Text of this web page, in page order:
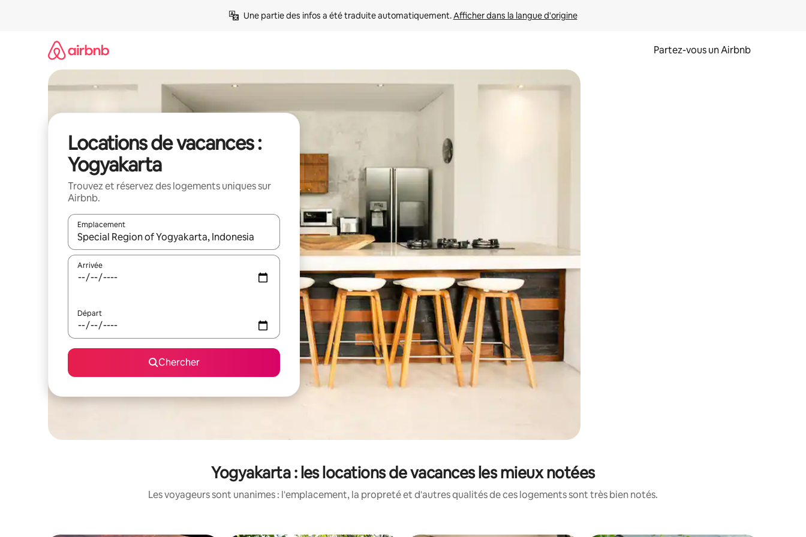
Une partie des infos a été traduite automatiquement. Afficher dans la langue d'origine
Partez-vous un Airbnb
Locations de vacances :
Yogyakarta
Trouvez et réservez des logements uniques sur
Airbnb.
Emplacement
Quand les résultats sont affichés, parcourez-les en utilisant les flèches vers le haut et vers le bas, ou en appuyant dessus et en les faisant glisser.
Arrivée
Départ
Chercher
Yogyakarta : les locations de vacances les mieux notées
Les voyageurs sont unanimes : l'emplacement, la propreté et d'autres qualités de ces logements sont très bien notés.